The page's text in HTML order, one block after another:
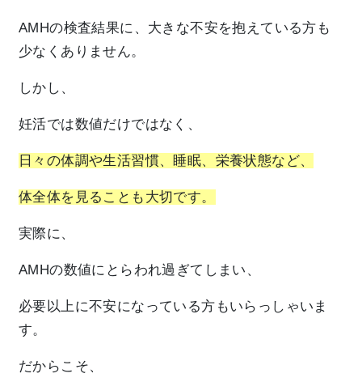
AMHの検査結果に、大きな不安を抱えている方も
少なくありません。
しかし、
妊活では数値だけではなく、
日々の体調や生活習慣、睡眠、栄養状態など、
体全体を見ることも大切です。
実際に、
AMHの数値にとらわれ過ぎてしまい、
必要以上に不安になっている方もいらっしゃいま
す。
だからこそ、